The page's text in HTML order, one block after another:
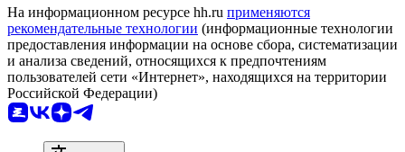
На информационном ресурсе hh.ru применяются
рекомендательные технологии (информационные технологии
предоставления информации на основе сбора, систематизации
и анализа сведений, относящихся к предпочтениям
пользователей сети «Интернет», находящихся на территории
Российской Федерации)